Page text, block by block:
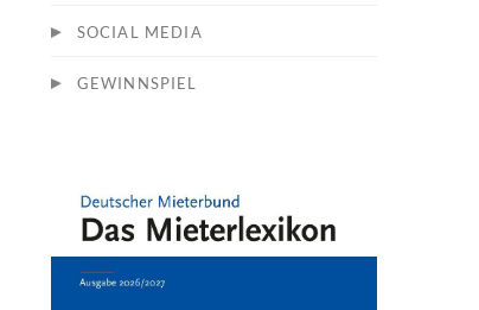
SOCIAL MEDIA
GEWINNSPIEL